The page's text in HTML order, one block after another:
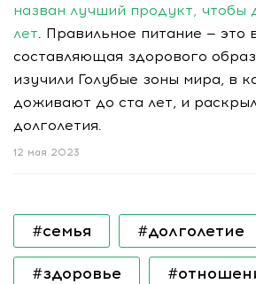
назван лучший продукт, чтобы
лет. Правильное питание — это
составляющая здорового
изучили Голубые зоны мира, в
доживают до ста лет, и
долголетия.
12 мая 2023
#семья #долголетие
#здоровье